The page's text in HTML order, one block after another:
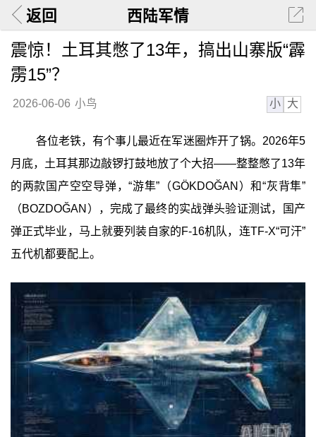
返回 西陆军情
震惊！土耳其憋了13年，搞出山寨版“霹
雳15”？
2026-06-06 小鸟 小 大
各位老铁，有个事儿最近在军迷圈炸开了锅。2026年5
月底，土耳其那边敲锣打鼓地放了个大招——整整憋了13年
的两款国产空空导弹，“游隼”（GÖKDOĞAN）和“灰背隼”
（BOZDOĞAN），完成了最终的实战弹头验证测试，国产
弹正式毕业，马上就要列装自家的F-16机队，连TF-X“可汗”
五代机都要配上。